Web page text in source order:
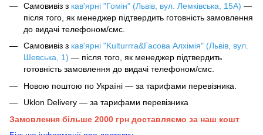
Самовивіз з кав'ярні "Гомін" (Львів, вул. Лемківська, 15А) —
після того, як менеджер підтвердить готовність замовлення
до видачі телефоном/смс.
Самовивіз з кав'ярні "Kulturrra&Гасова Алхімія" (Львів, вул.
Шевська, 1) — після того, як менеджер підтвердить
готовність замовлення до видачі телефоном/смс.
Новою поштою по Україні — за тарифами перевізника.
Uklon Delivery — за тарифами перевізника
Замовлення більше 2000 грн доставляємо за наш кошт